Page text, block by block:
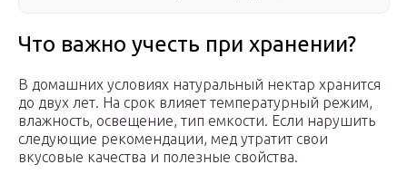
Что важно учесть при хранении?
В домашних условиях натуральный нектар хранится
до двух лет. На срок влияет температурный режим,
влажность, освещение, тип емкости. Если нарушить
следующие рекомендации, мед утратит свои
вкусовые качества и полезные свойства.